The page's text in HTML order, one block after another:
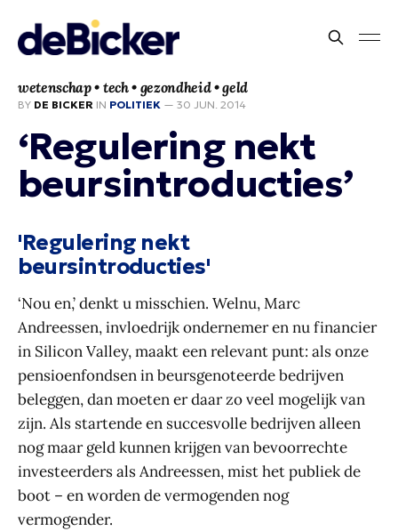
wetenschap • tech • gezondheid • geld
BY DE BICKER IN POLITIEK — 30 JUN. 2014
‘Regulering nekt
beursintroducties’
'Regulering nekt
beursintroducties'
‘Nou en,’ denkt u misschien. Welnu, Marc
Andreessen, invloedrijk ondernemer en nu financier
in Silicon Valley, maakt een relevant punt: als onze
pensioenfondsen in beursgenoteerde bedrijven
beleggen, dan moeten er daar zo veel mogelijk van
zijn. Als startende en succesvolle bedrijven alleen
nog maar geld kunnen krijgen van bevoorrechte
investeerders als Andreessen, mist het publiek de
boot – en worden de vermogenden nog
vermogender.